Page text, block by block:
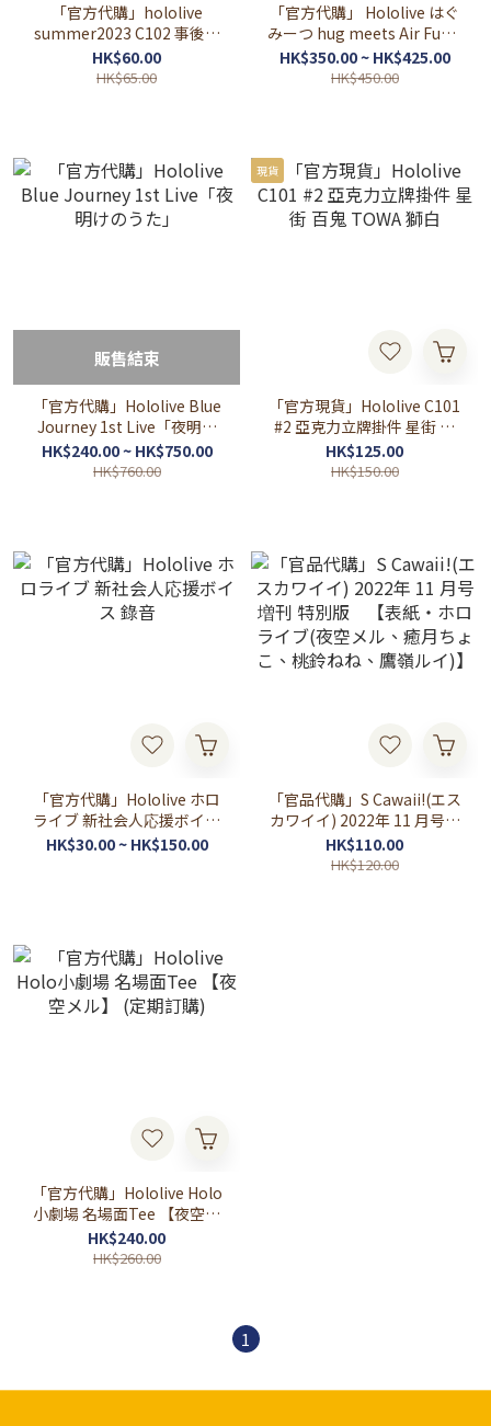
「官方代購」hololive
summer2023 C102 事後通
販 #2 隨機掛件
HK$60.00
HK$65.00
「官方代購」 Hololive はぐ
みーつ hug meets Air Fuwa
掛件 Box
HK$350.00 ~ HK$425.00
HK$450.00
販售結束
「官方代購」Hololive Blue
Journey 1st Live「夜明け
のうた」
HK$240.00 ~ HK$750.00
HK$760.00
現貨
「官方現貨」Hololive C101
#2 亞克力立牌掛件 星街 百
鬼 TOWA 獅白
HK$125.00
HK$150.00
「官方代購」Hololive ホロ
ライブ 新社会人応援ボイス
錄音
HK$30.00 ~ HK$150.00
「官品代購」S Cawaii!(エス
カワイイ) 2022年 11 月号増
刊 特別版 【表紙・ホロラ
イブ(夜空メル、癒月ちょ
HK$110.00
HK$120.00
「官方代購」Hololive Holo
小劇場 名場面Tee 【夜空メ
ル】 (定期訂購)
HK$240.00
HK$260.00
1